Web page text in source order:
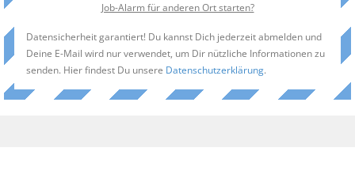
Job-Alarm für anderen Ort starten?
Datensicherheit garantiert! Du kannst Dich jederzeit abmelden und
Deine E-Mail wird nur verwendet, um Dir nützliche Informationen zu
senden. Hier findest Du unsere Datenschutzerklärung.